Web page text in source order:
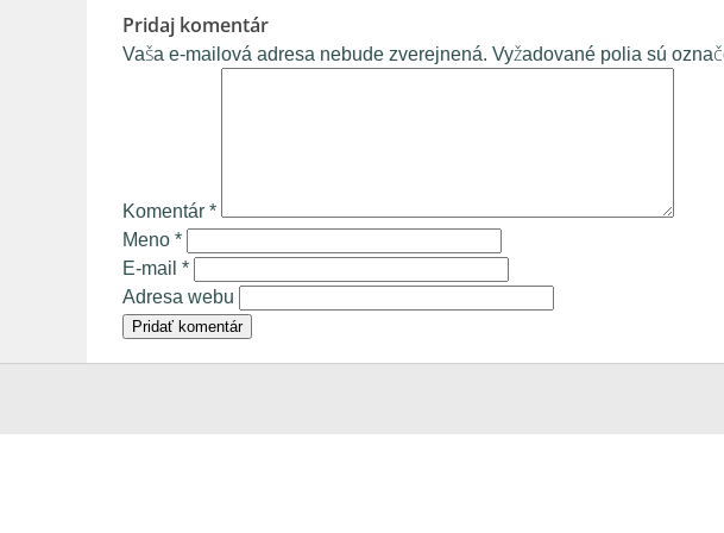
Pridaj komentár
Vaša e-mailová adresa nebude zverejnená. Vyžadované polia sú
Komentár*
Meno*
E-mail *
Adresa webu